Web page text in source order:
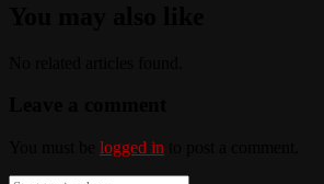
logged in